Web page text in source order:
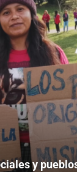
y
contra el